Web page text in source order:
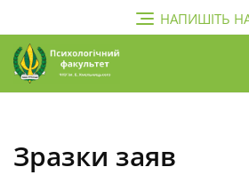
до
вмісту
НАПИШІТЬ
Зразки заяв